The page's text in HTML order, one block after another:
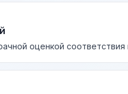
оценкой